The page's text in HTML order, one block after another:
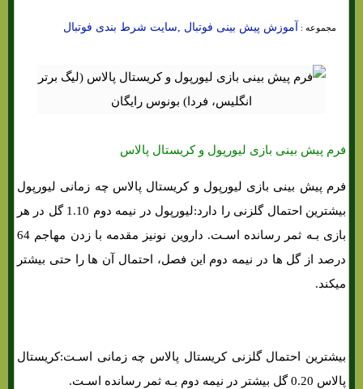
مجموعه : آموزش پیش بینی فوتبال ,سایت شرط بندی فوتبال
فرم پیش بینی بازی لیورپول و کریستال پالاس
فرم پیش بینی بازی لیورپول و کریستال پالاس چه زمانی لیورپول
بیشترین احتمال گلزنی را دارد:لیورپول در نیمه دوم 1.10 گل در هر
بازی بـه ثمر رسانده اسـت. داروین نونیز مقدمه با زدن مهاجم 64
درصد از گل ها در نیمه دوم این فصل، احتمال آن ها را حتی بیشتر
میکند.
بیشترین احتمال گلزنی کریستال پالاس چه زمانی اسـت:کریستال
پالاس 0.20 گل بیشتر در نیمه دوم بـه ثمر رسانده اسـت.